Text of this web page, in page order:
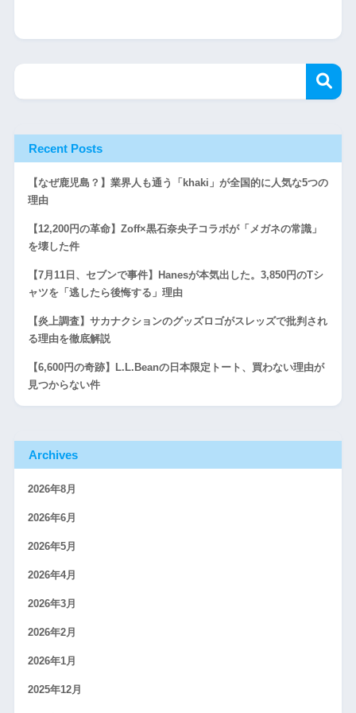
Recent Posts
【なぜ鹿児島？】業界人も通う「khaki」が全国的に人気な5つの
理由
【12,200円の革命】Zoff×黒石奈央子コラボが「メガネの常識」
を壊した件
【7月11日、セブンで事件】Hanesが本気出した。3,850円のTシ
ャツを「逃したら後悔する」理由
【炎上調査】サカナクションのグッズロゴがスレッズで批判され
る理由を徹底解説
【6,600円の奇跡】L.L.Beanの日本限定トート、買わない理由が
見つからない件
Archives
2026年8月
2026年6月
2026年5月
2026年4月
2026年3月
2026年2月
2026年1月
2025年12月